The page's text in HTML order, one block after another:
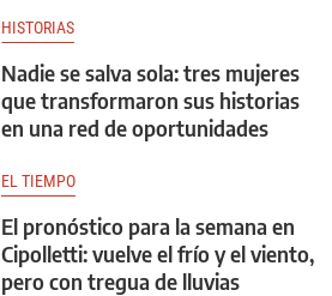
HISTORIAS
Nadie se salva sola: tres mujeres
que transformaron sus historias
en una red de oportunidades
EL TIEMPO
El pronóstico para la semana en
Cipolletti: vuelve el frío y el viento,
pero con tregua de lluvias